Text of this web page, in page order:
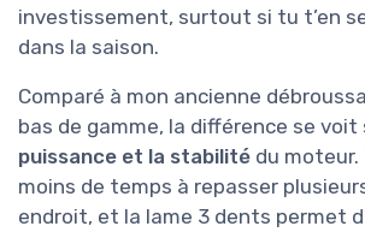
investissement, surtout si tu t’en
dans la saison.
Comparé à mon ancienne
bas de gamme, la différence se
puissance et la stabilité du moteur.
moins de temps à repasser
endroit, et la lame 3 dents permet